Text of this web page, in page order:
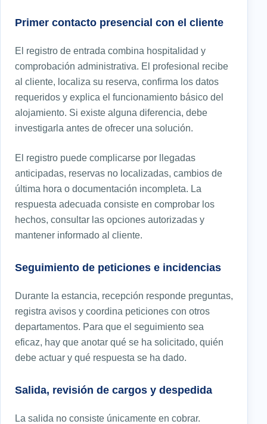
Primer contacto presencial con el cliente
El registro de entrada combina hospitalidad y
comprobación administrativa. El profesional recibe
al cliente, localiza su reserva, confirma los datos
requeridos y explica el funcionamiento básico del
alojamiento. Si existe alguna diferencia, debe
investigarla antes de ofrecer una solución.
El registro puede complicarse por llegadas
anticipadas, reservas no localizadas, cambios de
última hora o documentación incompleta. La
respuesta adecuada consiste en comprobar los
hechos, consultar las opciones autorizadas y
mantener informado al cliente.
Seguimiento de peticiones e incidencias
Durante la estancia, recepción responde preguntas,
registra avisos y coordina peticiones con otros
departamentos. Para que el seguimiento sea
eficaz, hay que anotar qué se ha solicitado, quién
debe actuar y qué respuesta se ha dado.
Salida, revisión de cargos y despedida
La salida no consiste únicamente en cobrar.